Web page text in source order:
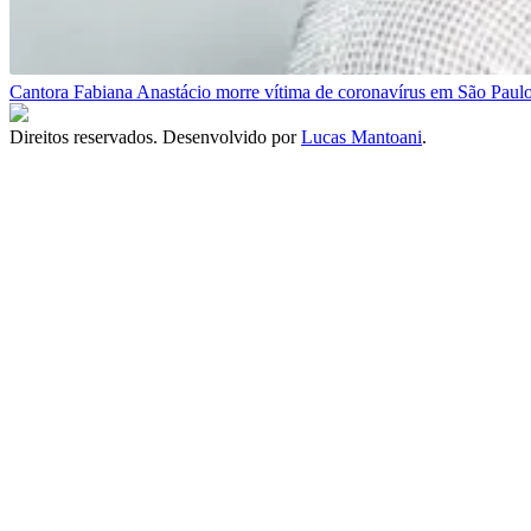
Cantora Fabiana Anastácio morre vítima de coronavírus em São
Direitos reservados. Desenvolvido porLucas Mantoani.